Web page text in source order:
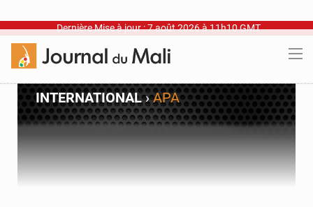
Dernière Mise à jour : 7 août 2026 à 11h10 GMT
INTERNATIONAL›APA